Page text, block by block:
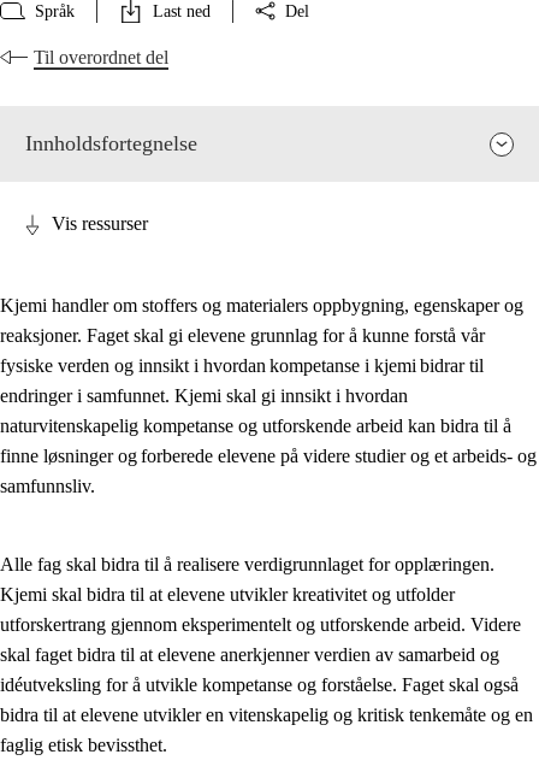
Språk Last ned Del
Til overordnet del
Innholdsfortegnelse
Fagenes relevans og sentrale verdier
Kjerneelementer
Tverrfaglige temaer
Grunnleggende ferdigheter
Vis ressurser
Kjemi handler om stoffers og materialers oppbygning, egenskaper og
reaksjoner. Faget skal gi elevene grunnlag for å kunne forstå vår
fysiske verden og innsikt i hvordan kompetanse i kjemi bidrar til
endringer i samfunnet. Kjemi skal gi innsikt i hvordan
naturvitenskapelig kompetanse og utforskende arbeid kan bidra til å
finne løsninger og forberede elevene på videre studier og et arbeids- og
samfunnsliv.
Alle fag skal bidra til å realisere verdigrunnlaget for opplæringen.
Kjemi skal bidra til at elevene utvikler kreativitet og utfolder
utforskertrang gjennom eksperimentelt og utforskende arbeid. Videre
skal faget bidra til at elevene anerkjenner verdien av samarbeid og
idéutveksling for å utvikle kompetanse og forståelse. Faget skal også
bidra til at elevene utvikler en vitenskapelig og kritisk tenkemåte og en
faglig etisk bevissthet.